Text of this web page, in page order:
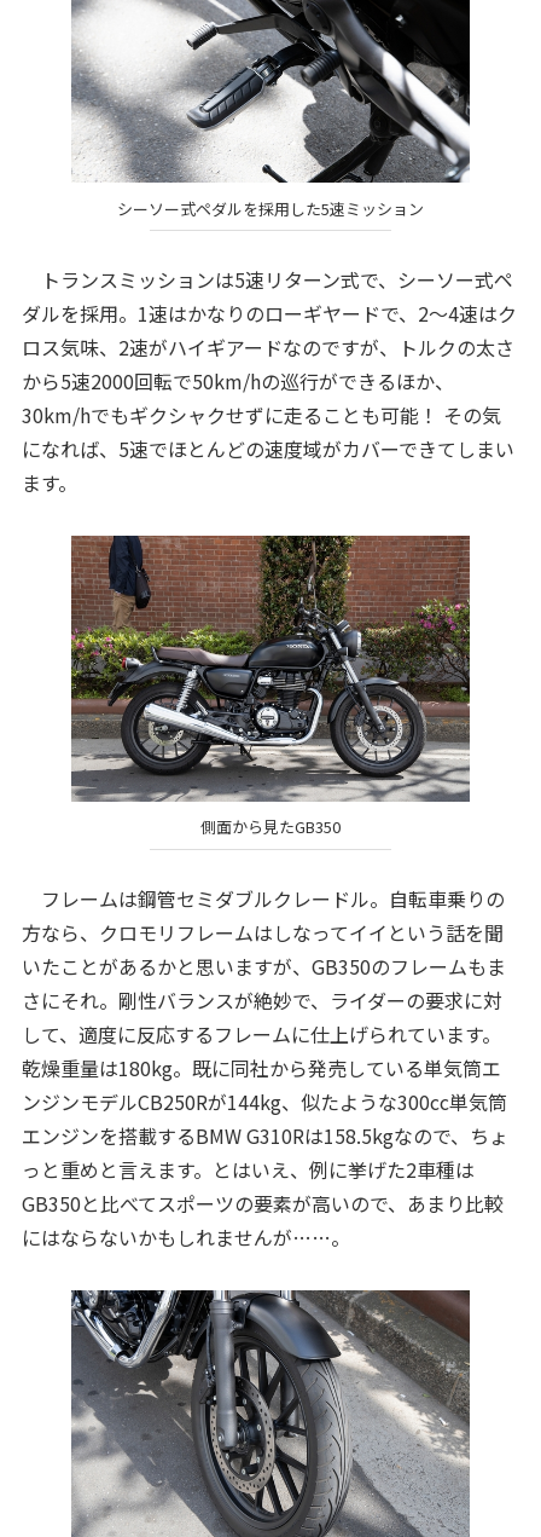
シーソー式ペダルを採用した5速ミッション
トランスミッションは5速リターン式で、シーソー式ペ
ダルを採用。1速はかなりのローギヤードで、2～4速はク
ロス気味、2速がハイギアードなのですが、トルクの太さ
から5速2000回転で50km/hの巡行ができるほか、
30km/hでもギクシャクせずに走ることも可能！ その気
になれば、5速でほとんどの速度域がカバーできてしまい
ます。
側面から見たGB350
フレームは鋼管セミダブルクレードル。自転車乗りの
方なら、クロモリフレームはしなってイイという話を聞
いたことがあるかと思いますが、GB350のフレームもま
さにそれ。剛性バランスが絶妙で、ライダーの要求に対
して、適度に反応するフレームに仕上げられています。
乾燥重量は180kg。既に同社から発売している単気筒エ
ンジンモデルCB250Rが144kg、似たような300cc単気筒
エンジンを搭載するBMW G310Rは158.5kgなので、ちょ
っと重めと言えます。とはいえ、例に挙げた2車種は
GB350と比べてスポーツの要素が高いので、あまり比較
にはならないかもしれませんが……。